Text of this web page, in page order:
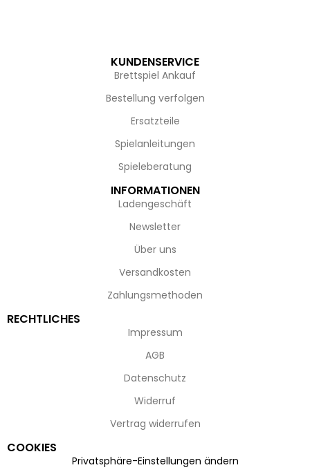
KUNDENSERVICE
Brettspiel Ankauf
Bestellung verfolgen
Ersatzteile
Spielanleitungen
Spieleberatung
INFORMATIONEN
Ladengeschäft
Newsletter
Über uns
Versandkosten
Zahlungsmethoden
RECHTLICHES
Impressum
AGB
Datenschutz
Widerruf
Vertrag widerrufen
COOKIES
Privatsphäre-Einstellungen ändern